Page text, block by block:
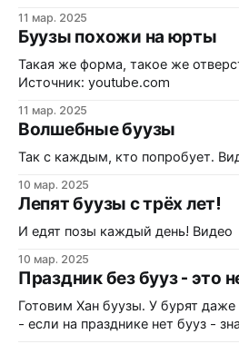
11 мар. 2025
Буузы похожи на юрты
Такая же форма, такое же отверстие
Источник: youtube.com
11 мар. 2025
Волшебные буузы
10 мар. 2025
Лепят буузы с трёх лет!
И едят позы каждый день! Видео
10 мар. 2025
Праздник без бууз - это
Готовим Хан буузы. У бурят даже есть такая поговорка
- если на празднике нет бууз -